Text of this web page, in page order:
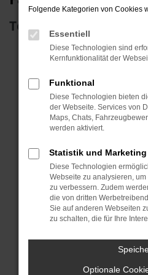
Top Auswahl an
Fehler: Network
Beim Laden ist ein Fehler
Hier sind ein paar Tipps,
Internetverbindung.
Laden andere
Suchmaschine?
Prüfe deine
Manche
können das Laden
verhindern. Funktioniert
anderen Browser oder
Folgende Kategorien von Cookies
Essentiell
Diese Technologien sind
Kernfunktionalität der
Funktional
Diese Technologien bieten
der Webseite. Services von
Maps, Chats,
werden aktiviert.
Statistik und Marketing
Diese Technologien
Webseite zu analysieren,
zu verbessern. Zudem
die von dritten
Sie auf anderen Webseiten
zu schalten, die für Ihre
Optionale